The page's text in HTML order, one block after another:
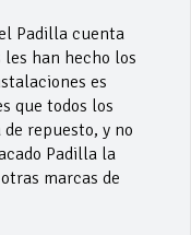
Padilla cuenta
han hecho los
es
que todos los
repuesto, y no
Padilla la
marcas de